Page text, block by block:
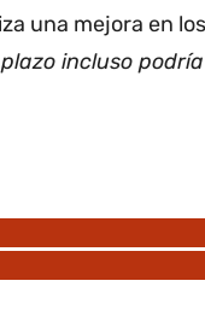
una mejora en
incluso